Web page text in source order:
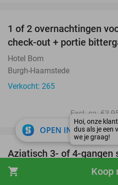
shopping_cart Koop
1 of 2 overnachtingen
check-out + portie
Hotel Bom
Burgh-Haamstede
Verkocht: 265
Excl. ca.
Aziatisch 3- of 4-gangen
hartje Middelburg
OPEN IN APP close